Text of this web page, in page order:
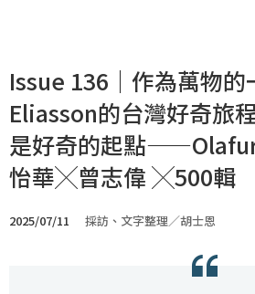
Issue 136｜作為萬物
Eliasson的台灣好奇旅
是好奇的起點
怡華╳曾志偉 ╳500輯
2025/07/11 採訪、文字整理／胡士恩